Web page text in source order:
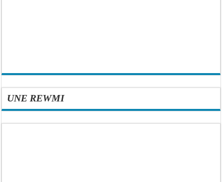
UNE REWMI